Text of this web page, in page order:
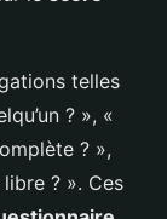
telles
? », «
? »,
? ». Ces